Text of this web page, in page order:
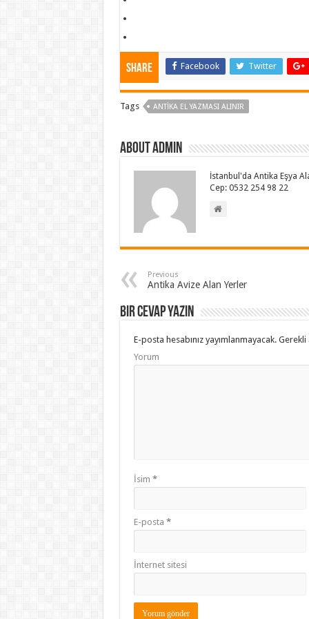
Share Facebook Twitter
Tags ANTIKA EL YAZMASI ALINIR
About admin
İstanbul'da Antika Eşya
Cep: 0532 254 98 22
Previous
Antika Avize Alan Yerler
Bir cevap yazın
E-posta hesabınız yayımlanmayacak.Gerekli
Yorum
İsim *
E-posta *
İnternet sitesi